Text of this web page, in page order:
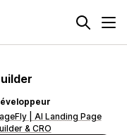
| AI Landing Page
& CRO